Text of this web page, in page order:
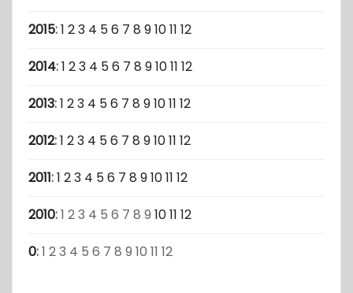
2015:1 23 4 56 7 8 91011 12
2014:1 23 4 56 7 8 91011 12
2013:1 23 4 56 7 8 91011 12
2012:1 23 4 56 7 8 91011 12
2011:1 23 4 56 7 8 91011 12
2010:1 23 4 5 6 7 8 9 1011 12
0:1 23 4 5 6 7 8 9 10 11 12